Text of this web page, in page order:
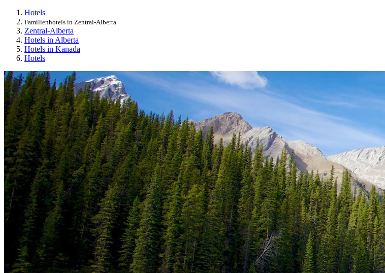
Hotels
Familienhotels in Zentral-Alberta
Zentral-Alberta
Hotels in Alberta
Hotels in Kanada
Hotels